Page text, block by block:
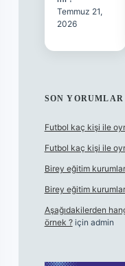
Temmuz 21,
2026
SON YORUMLAR
Futbol kaç kişi ile
Futbol kaç kişi ile
Birey eğitim
Birey eğitim
Aşağıdakilerden
örnek ?için admin